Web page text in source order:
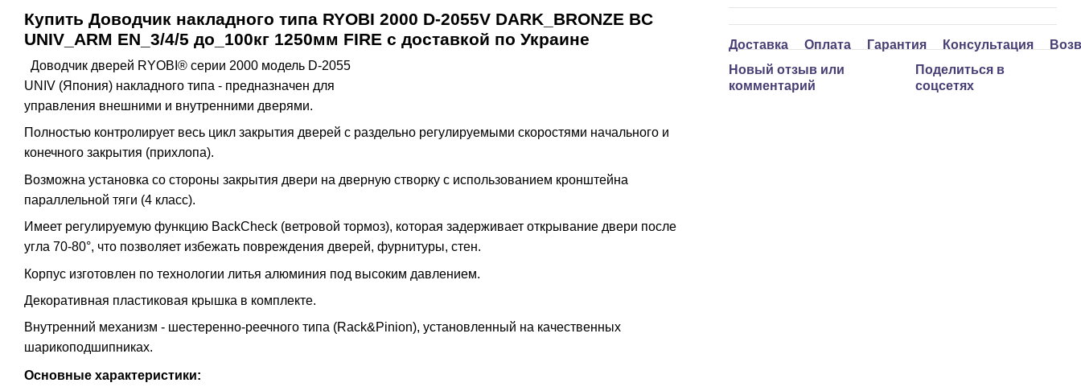
Купить Доводчик накладного типа RYOBI 2000 D-2055V DARK_BRONZE BC
UNIV_ARM EN_3/4/5 до_100кг 1250мм FIRE с доставкой по Украине
Доводчик дверей RYOBI® серии 2000 модель D-2055
UNIV (Япония) накладного типа - предназначен для
управления внешними и внутренними дверями.
Полностью контролирует весь цикл закрытия дверей с раздельно регулируемыми скоростями начального и
конечного закрытия (прихлопа).
Возможна установка со стороны закрытия двери на дверную створку с использованием кронштейна
параллельной тяги (4 класс).
Имеет регулируемую функцию BackCheck (ветровой тормоз), которая задерживает открывание двери после
угла 70-80°, что позволяет избежать повреждения дверей, фурнитуры, стен.
Корпус изготовлен по технологии литья алюминия под высоким давлением.
Декоративная пластиковая крышка в комплекте.
Внутренний механизм - шестеренно-реечного типа (Rack&Pinion), установленный на качественных
шарикоподшипниках.
Основные характеристики:
Доставка Оплата Гарантия Консультация
Новый отзыв или
комментарий
Поделиться в
соцсетях